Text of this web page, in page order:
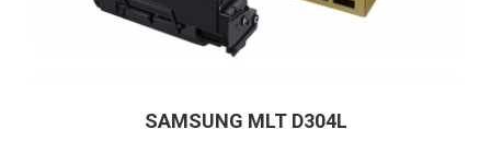
SAMSUNG MLT D304L